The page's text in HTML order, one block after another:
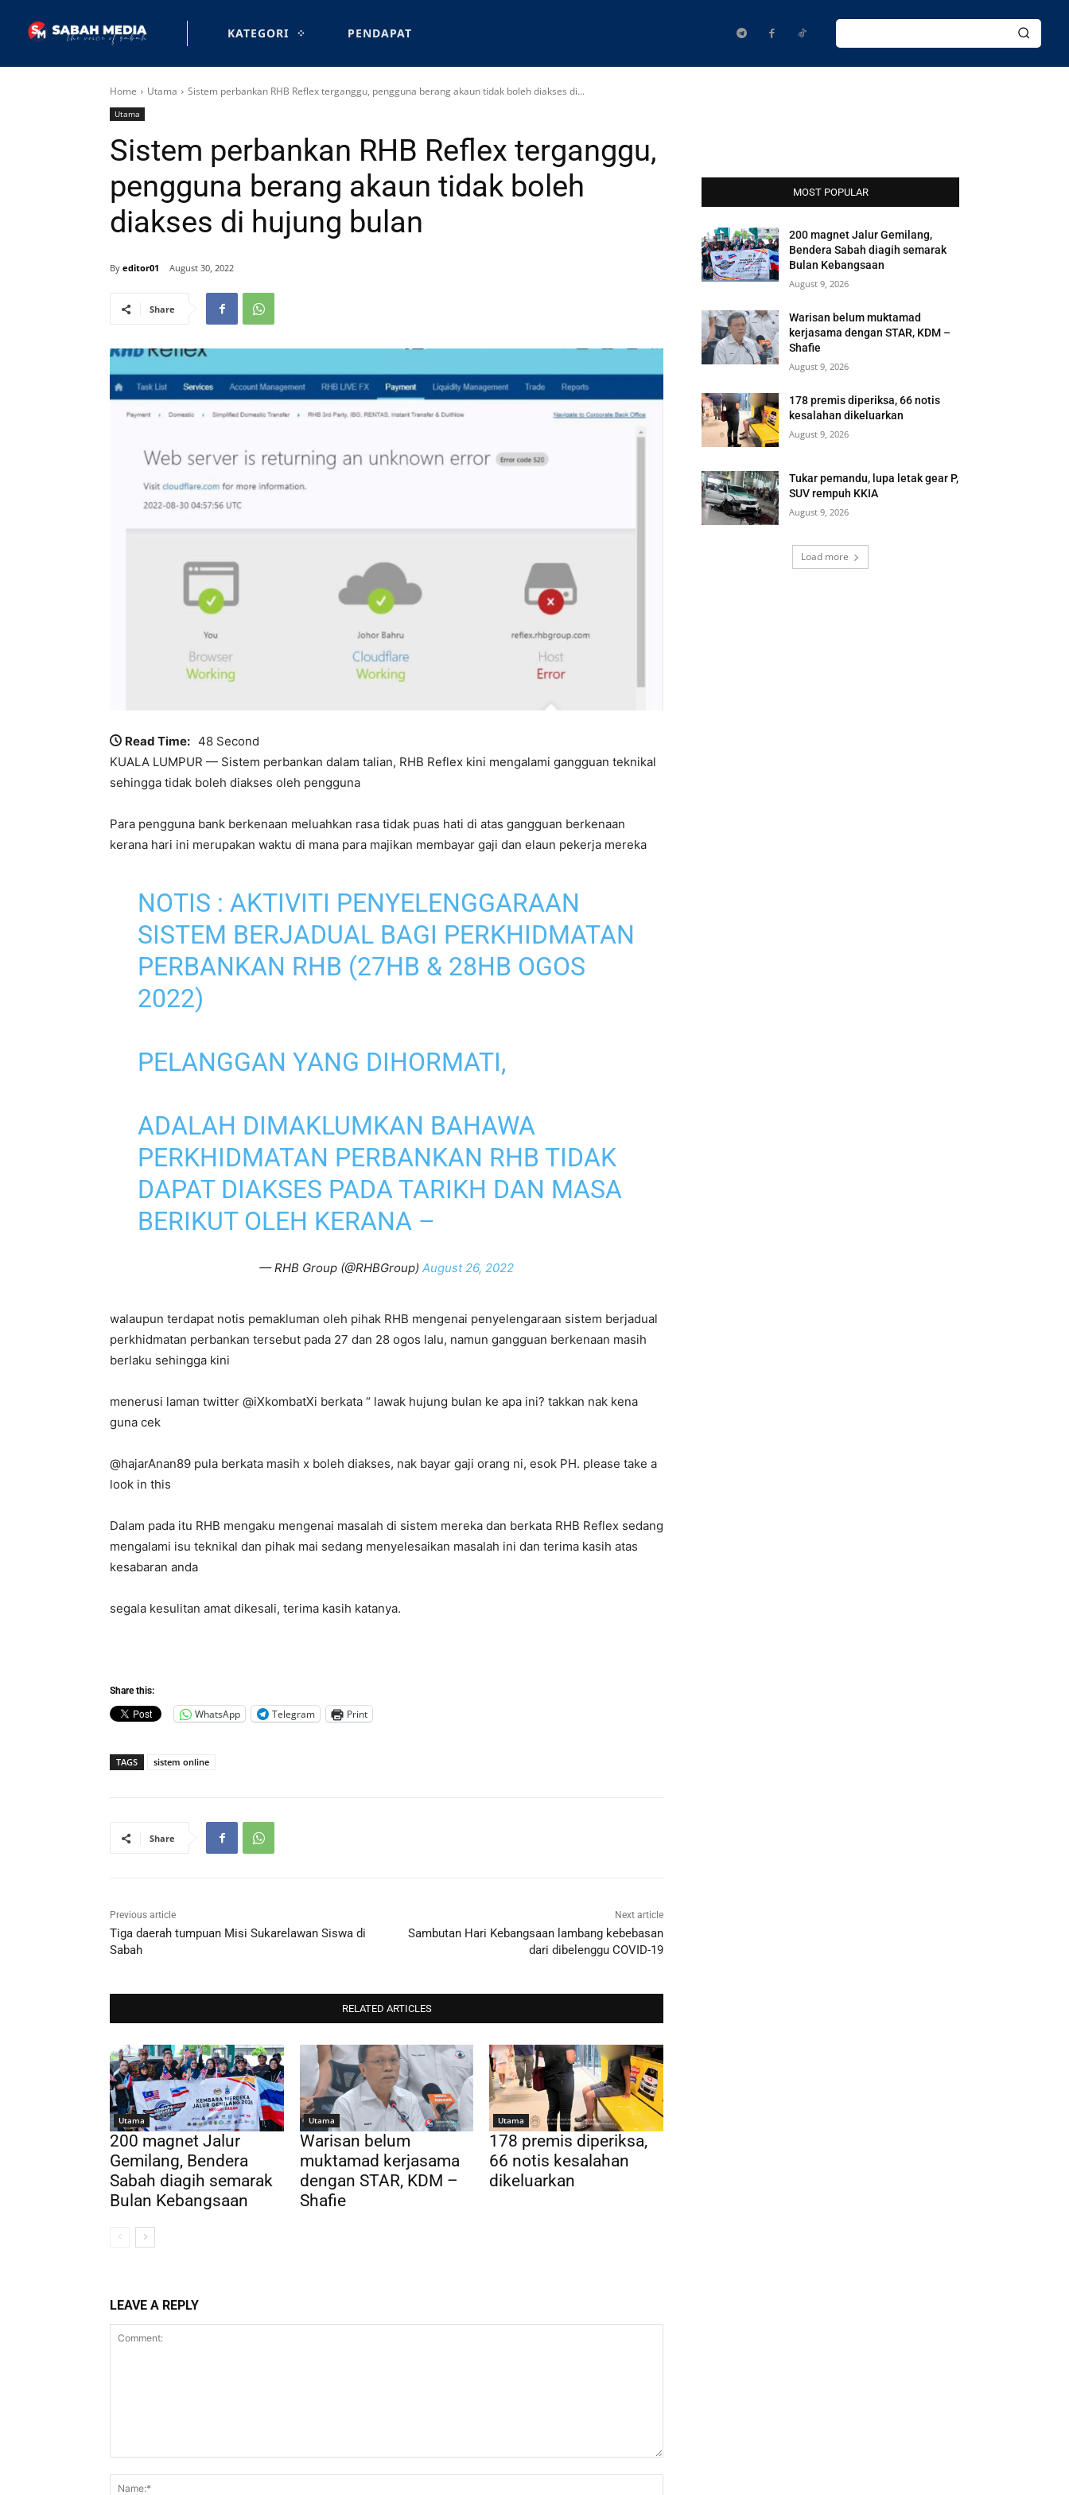
KATEGORI PENDAPAT
Home Utama Sistem perbankan RHB Reflex terganggu, pengguna berang akaun tidak boleh diakses di...
Utama
Sistem perbankan RHB Reflex terganggu,
pengguna berang akaun tidak boleh
diakses di hujung bulan
By editor01 August 30, 2022
Share
Read Time: 48 Second
KUALA LUMPUR — Sistem perbankan dalam talian, RHB Reflex kini mengalami gangguan teknikal
sehingga tidak boleh diakses oleh pengguna
Para pengguna bank berkenaan meluahkan rasa tidak puas hati di atas gangguan berkenaan
kerana hari ini merupakan waktu di mana para majikan membayar gaji dan elaun pekerja mereka
NOTIS : AKTIVITI PENYELENGGARAAN
SISTEM BERJADUAL BAGI PERKHIDMATAN
PERBANKAN RHB (27HB & 28HB OGOS
2022)
PELANGGAN YANG DIHORMATI,
ADALAH DIMAKLUMKAN BAHAWA
PERKHIDMATAN PERBANKAN RHB TIDAK
DAPAT DIAKSES PADA TARIKH DAN MASA
BERIKUT OLEH KERANA –
— RHB Group (@RHBGroup) August 26, 2022
walaupun terdapat notis pemakluman oleh pihak RHB mengenai penyelengaraan sistem berjadual
perkhidmatan perbankan tersebut pada 27 dan 28 ogos lalu, namun gangguan berkenaan masih
berlaku sehingga kini
menerusi laman twitter @iXkombatXi berkata “ lawak hujung bulan ke apa ini? takkan nak kena
guna cek
@hajarAnan89 pula berkata masih x boleh diakses, nak bayar gaji orang ni, esok PH. please take a
look in this
Dalam pada itu RHB mengaku mengenai masalah di sistem mereka dan berkata RHB Reflex sedang
mengalami isu teknikal dan pihak mai sedang menyelesaikan masalah ini dan terima kasih atas
kesabaran anda
segala kesulitan amat dikesali, terima kasih katanya.
Share this:
WhatsApp Telegram Print
TAGS sistem online
Share
Previous article
Tiga daerah tumpuan Misi Sukarelawan Siswa di
Sabah
Next article
Sambutan Hari Kebangsaan lambang kebebasan
dari dibelenggu COVID-19
RELATED ARTICLES
Utama
200 magnet Jalur
Gemilang, Bendera
Sabah diagih semarak
Bulan Kebangsaan
Utama
Warisan belum
muktamad kerjasama
dengan STAR, KDM –
Shafie
Utama
178 premis diperiksa,
66 notis kesalahan
dikeluarkan
LEAVE A REPLY
MOST POPULAR
200 magnet Jalur Gemilang,
Bendera Sabah diagih semarak
Bulan Kebangsaan
August 9, 2026
Warisan belum muktamad
kerjasama dengan STAR, KDM –
Shafie
August 9, 2026
178 premis diperiksa, 66 notis
kesalahan dikeluarkan
August 9, 2026
Tukar pemandu, lupa letak gear P,
SUV rempuh KKIA
August 9, 2026
Load more